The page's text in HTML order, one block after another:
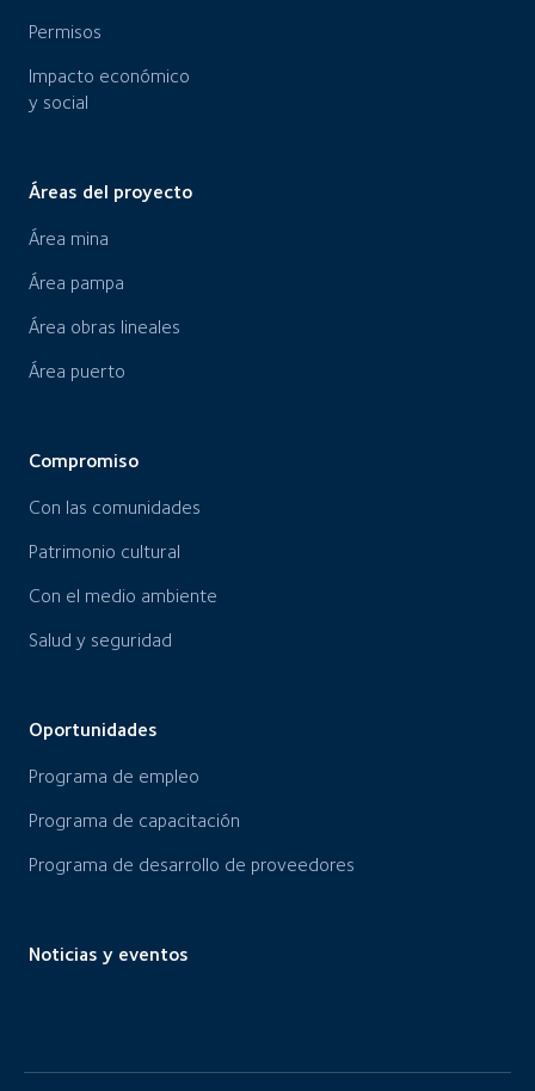
Permisos
Impacto económico
y social
Áreas del proyecto
Área mina
Área pampa
Área obras lineales
Área puerto
Compromiso
Con las comunidades
Patrimonio cultural
Con el medio ambiente
Salud y seguridad
Oportunidades
Programa de empleo
Programa de capacitación
Programa de desarrollo de proveedores
Noticias y eventos